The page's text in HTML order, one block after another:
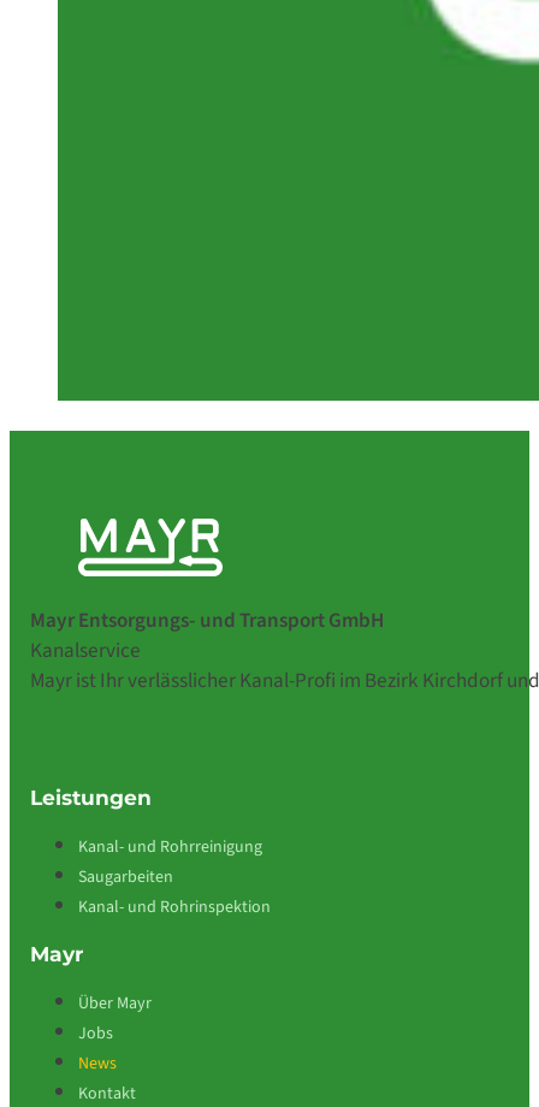
Mayr Entsorgungs- und Transport GmbH
Kanalservice
Mayr ist Ihr verlässlicher Kanal-Profi im Bezirk Kirchdorf
Leistungen
Kanal- und Rohrreinigung
Saugarbeiten
Kanal- und Rohrinspektion
Mayr
Über Mayr
Jobs
News
Kontakt